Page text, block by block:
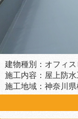
建物種別：オフィ
施工内容：屋上防
施工地域：神奈川